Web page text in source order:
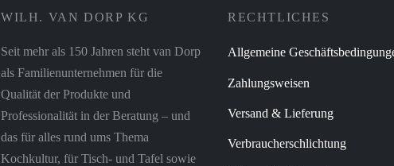
WILH. VAN DORP KG
Seit mehr als 150 Jahren steht van Dorp
als Familienunternehmen für die
Qualität der Produkte und
Professionalität in der Beratung – und
das für alles rund ums Thema
Kochkultur, für Tisch- und Tafel sowie
RECHTLICHES
Allgemeine
Zahlungsweisen
Versand & Lieferung
Verbraucherschlichtung